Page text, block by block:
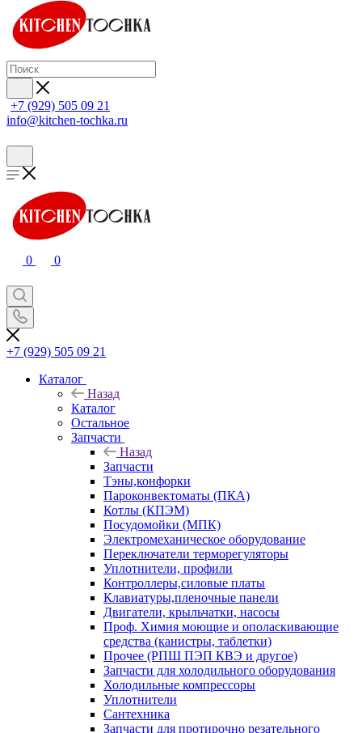
+7 (929) 505 09 21
info@kitchen-tochka.ru
0 0
+7 (929) 505 09 21
Каталог
Назад
Каталог
Остальное
Запчасти
Назад
Запчасти
Тэны,конфорки
Пароконвектоматы (ПКА)
Котлы (КПЭМ)
Посудомойки (МПК)
Электромеханическое оборудование
Переключатели терморегуляторы
Уплотнители, профили
Контроллеры,силовые платы
Клавиатуры,пленочные панели
Двигатели, крыльчатки, насосы
Проф. Химия моющие и ополаскивающие
средства (канистры, таблетки)
Прочее (РПШ ПЭП КВЭ и другое)
Запчасти для холодильного оборудования
Холодильные компрессоры
Уплотнители
Сантехника
Запчасти для протирочно резательного